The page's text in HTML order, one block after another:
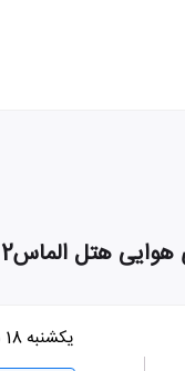
هتل الماس2 از کرمانشاه به مشهد
یکشنبه 18 مرداد